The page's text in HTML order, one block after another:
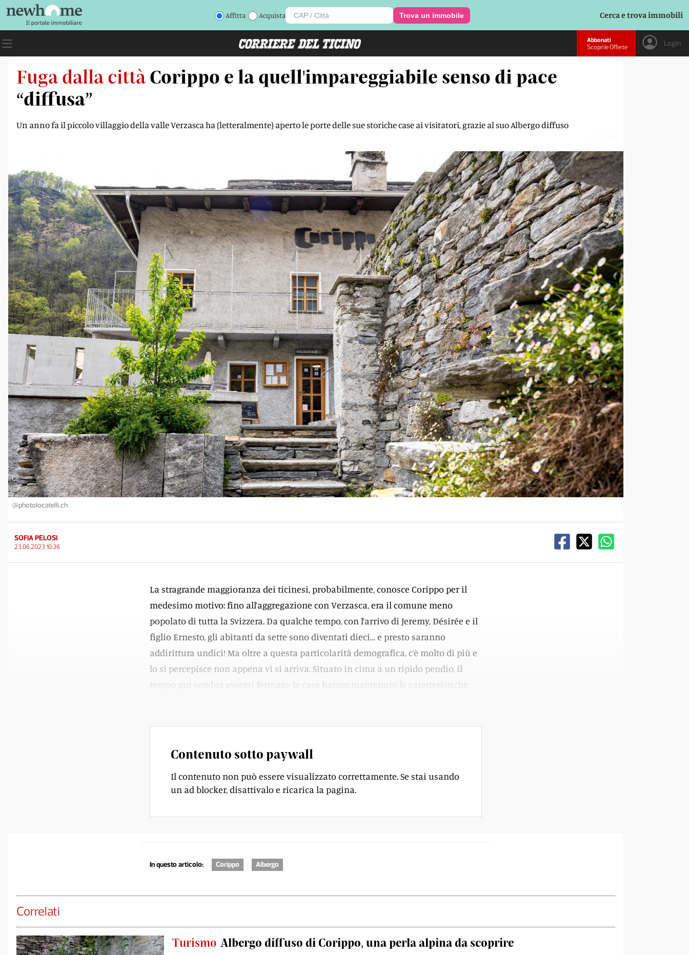
Affitta Acquista Trova un immobile Cerca e trova immobili
Abbonati
Scopri le Offerte
Login
Fuga dalla città Corippo e la quell'impareggiabile senso di pace
“diffusa”
Un anno fa il piccolo villaggio della valle Verzasca ha (letteralmente) aperto le porte delle sue storiche case ai visitatori, grazie al suo Albergo diffuso
@photolocatelli.ch
SOFIA PELOSI
23.06.2023 10:36
La stragrande maggioranza dei ticinesi, probabilmente, conosce Corippo per il
medesimo motivo: fino all’aggregazione con Verzasca, era il comune meno
popolato di tutta la Svizzera. Da qualche tempo, con l’arrivo di Jeremy, Désirée e il
figlio Ernesto, gli abitanti da sette sono diventati dieci… e presto saranno
addirittura undici! Ma oltre a questa particolarità demografica, c’è molto di più e
lo si percepisce non appena vi si arriva. Situato in cima a un ripido pendio, il
tempo qui sembra essersi fermato: le case hanno mantenuto le caratteristiche
Contenuto sotto paywall
Il contenuto non può essere visualizzato correttamente. Se stai usando
un ad blocker, disattivalo e ricarica la pagina.
In questo articolo: Corippo Albergo
Correlati
Turismo Albergo diffuso di Corippo, una perla alpina da scoprire